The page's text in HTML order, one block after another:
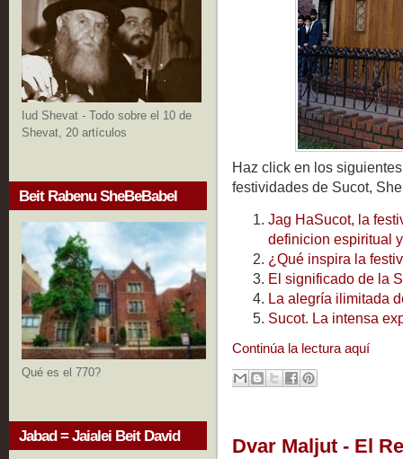
Iud Shevat - Todo sobre el 10 de
Shevat, 20 artículos
Beit Rabenu SheBeBabel
Qué es el 770?
Jabad = Jaialei Beit David
Haz click en los
festividades de Sucot,
Jag HaSucot, la
definicion espiritual
¿Qué inspira la
El significado de la
La alegría ilimitada
Sucot. La intensa
Continúa la lectura aquí
Dvar Maljut - El